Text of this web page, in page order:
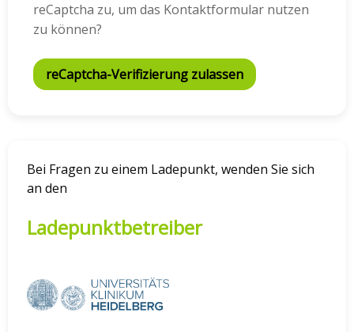
reCaptcha zu, um das Kontaktformular nutzen
zu können?
reCaptcha-Verifizierung zulassen
Bei Fragen zu einem Ladepunkt, wenden Sie sich
an den
Ladepunktbetreiber